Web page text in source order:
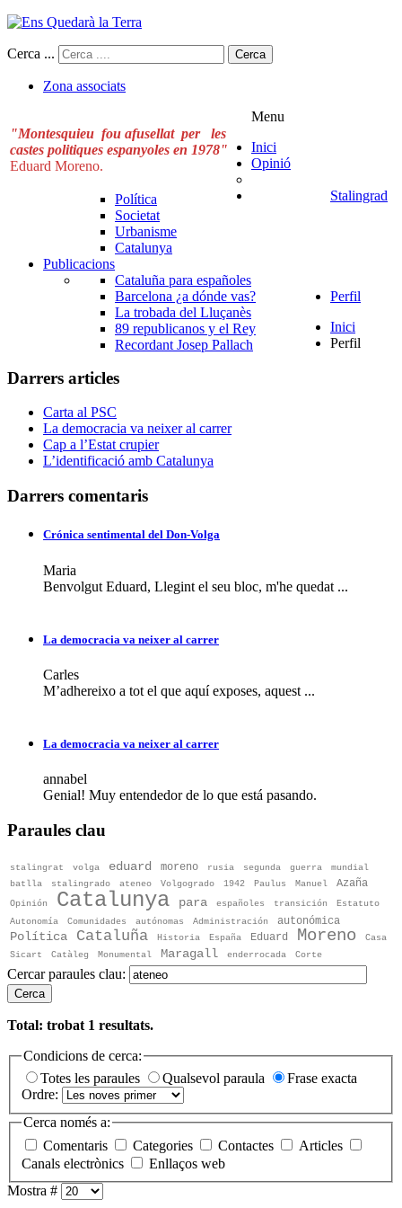
Cerca ... Cerca
Zona associats
"Montesquieu fou afusellat per les
castes politiques espanyoles en 1978"
Eduard Moreno.
Menu
Inici
Opinió
Política
Societat
Urbanisme
Catalunya
Stalingrad
Publicacions
Cataluña para españoles
Barcelona ¿a dónde vas?
La trobada del Lluçanès
89 republicanos y el Rey
Recordant Josep Pallach
Perfil
Inici
Perfil
Darrers articles
Carta al PSC
La democracia va neixer al carrer
Cap a l’Estat crupier
L’identificació amb Catalunya
Darrers comentaris
Crónica sentimental del Don-Volga
Maria
Benvolgut Eduard, Llegint el seu bloc, m'he quedat ...
La democracia va neixer al carrer
Carles
M’adhereixo a tot el que aquí exposes, aquest ...
La democracia va neixer al carrer
annabel
Genial! Muy entendedor de lo que está pasando.
Paraules clau
stalingrat volga eduard moreno rusia segunda guerra
mundial
batlla
stalingrado ateneo Volgogrado 1942 Paulus Manuel Azaña
Opinión Catalunya para españoles transición
Estatuto
Autonomía
Comunidades autónomas Administración autonómica
Política Cataluña Historia España Eduard Moreno
Casa
Sicart
Catàleg Monumental Maragall enderrocada Corte
Cercar paraules clau:
Cerca
Total: trobat 1 resultats.
Condicions de cerca:
Totes les paraules
Qualsevol paraula
Frase exacta
Ordre:
Cerca només a:
Comentaris
Categories Contactes
Articles
Canals electrònics
Enllaços web
Mostra #